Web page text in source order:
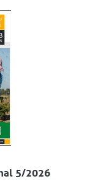
5/2026